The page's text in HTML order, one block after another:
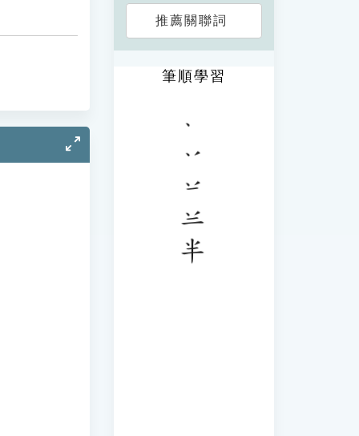
推薦關聯詞
筆順學習